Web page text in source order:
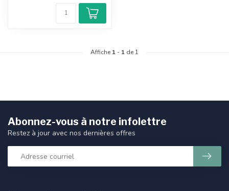
Affiche 1 - 1 de 1
Abonnez-vous à notre infolettre
Restez à jour avec nos dernières offres